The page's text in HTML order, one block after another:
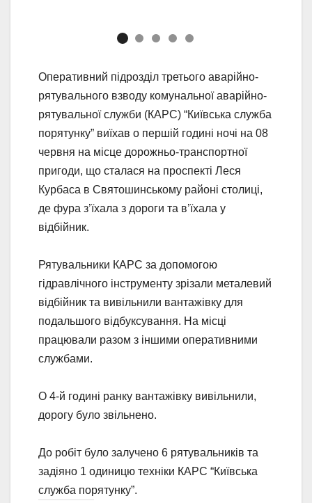
Оперативний підрозділ третього аварійно-
рятувального взводу комунальної аварійно-
рятувальної служби (КАРС) “Київська служба
порятунку” виїхав о першій годині ночі на 08
червня на місце дорожньо-транспортної
пригоди, що сталася на проспекті Леся
Курбаса в Святошинському районі столиці,
де фура з’їхала з дороги та в’їхала у
відбійник.
Рятувальники КАРС за допомогою
гідравлічного інструменту зрізали металевий
відбійник та вивільнили вантажівку для
подальшого відбуксування. На місці
працювали разом з іншими оперативними
службами.
О 4-й годині ранку вантажівку вивільнили,
дорогу було звільнено.
До робіт було залучено 6 рятувальників та
задіяно 1 одиницю техніки КАРС “Київська
служба порятунку”.